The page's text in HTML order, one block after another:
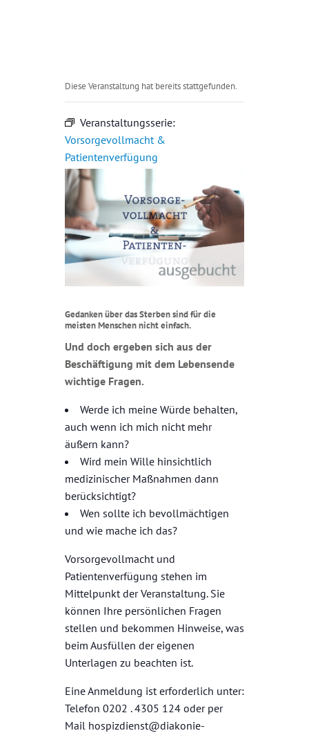
Diese Veranstaltung hat bereits stattgefunden.
Veranstaltungsserie:
Vorsorgevollmacht &
Patientenverfügung
Gedanken über das Sterben sind für die
meisten Menschen nicht einfach.
Und doch ergeben sich aus der
Beschäftigung mit dem Lebensende
wichtige Fragen.
Werde ich meine Würde behalten,
auch wenn ich mich nicht mehr
äußern kann?
Wird mein Wille hinsichtlich
medizinischer Maßnahmen dann
berücksichtigt?
Wen sollte ich bevollmächtigen
und wie mache ich das?
Vorsorgevollmacht und
Patientenverfügung stehen im
Mittelpunkt der Veranstaltung. Sie
können Ihre persönlichen Fragen
stellen und bekommen Hinweise, was
beim Ausfüllen der eigenen
Unterlagen zu beachten ist.
Eine Anmeldung ist erforderlich unter:
Telefon 0202 . 4305 124 oder per
Mail hospizdienst@diakonie-